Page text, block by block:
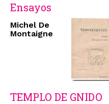
Ensayos
Michel De
Montaigne
TEMPLO DE GNIDO